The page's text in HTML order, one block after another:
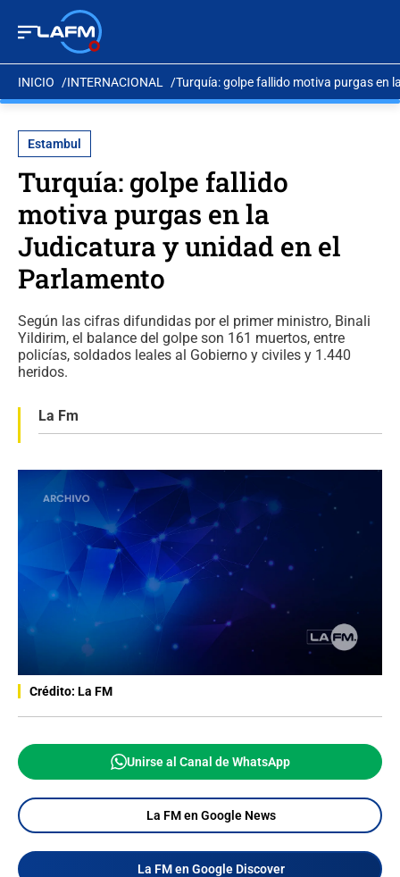
INICIO INTERNACIONAL Turquía: golpe fallido motiva purgas en
Estambul
Turquía: golpe fallido
motiva purgas en la
Judicatura y unidad en el
Parlamento
Según las cifras difundidas por el primer ministro, Binali
Yildirim, el balance del golpe son 161 muertos, entre
policías, soldados leales al Gobierno y civiles y 1.440
heridos.
La Fm
Crédito: La FM
Unirse al Canal de WhatsApp
La FM en Google News
La FM en Google Discover